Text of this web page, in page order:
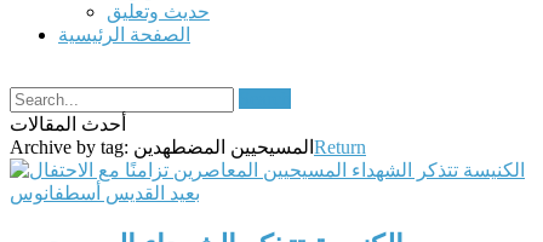
حديث وتعليق
الصفحة الرئيسية
أحدث المقالات
Archive by tag: المسيحيين المضطهدين Return